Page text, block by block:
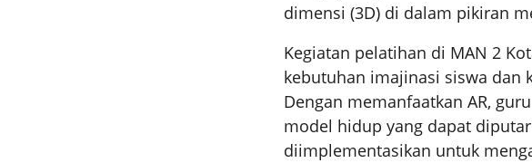
dimensi (3D) di dalam pikiran
Kegiatan pelatihan di MAN 2
kebutuhan imajinasi siswa dan
Dengan memanfaatkan AR,
model hidup yang dapat
diimplementasikan untuk